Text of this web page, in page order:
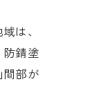
は、
錆塗
部が